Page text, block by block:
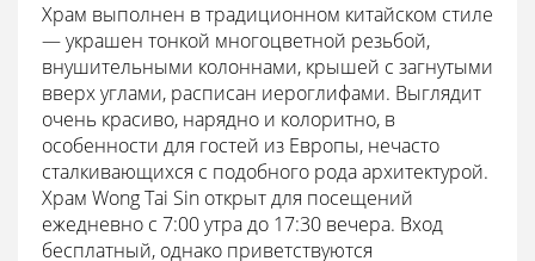
Храм выполнен в традиционном китайском стиле
— украшен тонкой многоцветной резьбой,
внушительными колоннами, крышей с загнутыми
вверх углами, расписан иероглифами. Выглядит
очень красиво, нарядно и колоритно, в
особенности для гостей из Европы, нечасто
сталкивающихся с подобного рода архитектурой.
Храм Wong Tai Sin открыт для посещений
ежедневно с 7:00 утра до 17:30 вечера. Вход
бесплатный, однако приветствуются